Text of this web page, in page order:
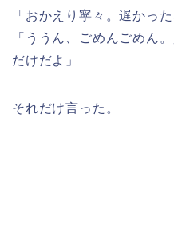
「おかえり寧々。遅かっ
「ううん、ごめんごめん
だけだよ」
それだけ言った。